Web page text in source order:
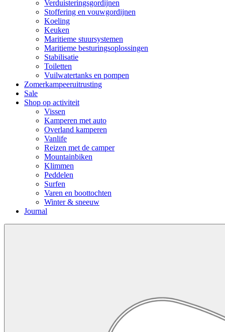
Verduisteringsgordijnen
Stoffering en vouwgordijnen
Koeling
Keuken
Maritieme stuursystemen
Maritieme besturingsoplossingen
Stabilisatie
Toiletten
Vuilwatertanks en pompen
Zomerkampeeruitrusting
Sale
Shop op activiteit
Vissen
Kamperen met auto
Overland kamperen
Vanlife
Reizen met de camper
Mountainbiken
Klimmen
Peddelen
Surfen
Varen en boottochten
Winter & sneeuw
Journal